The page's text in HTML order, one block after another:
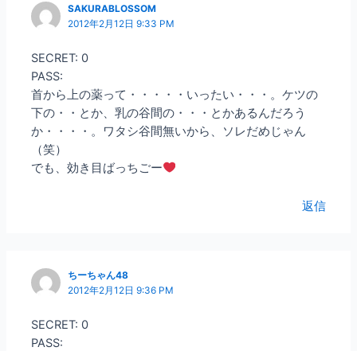
SAKURABLOSSOM
2012年2月12日 9:33 PM
SECRET: 0
PASS:
首から上の薬って・・・・・いったい・・・。ケツの
下の・・とか、乳の谷間の・・・とかあるんだろう
か・・・・。ワタシ谷間無いから、ソレだめじゃん
（笑）
でも、効き目ばっちごー
返信
ちーちゃん48
2012年2月12日 9:36 PM
SECRET: 0
PASS: